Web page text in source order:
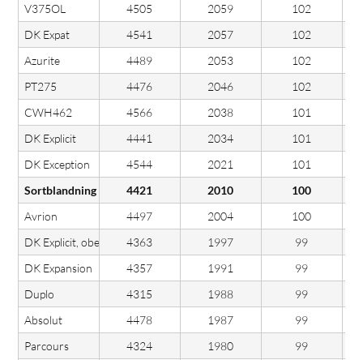
V375OL
4505 2059
102
DK Expat
4541 2057
102
Azurite
4489 2053
102
PT275
4476 2046
102
CWH462
4566 2038
101
DK Explicit
4441 2034
101
DK Exception
4544 2021
101
Sortblandning
4421 2010
100
Avrion
4497 2004
100
DK Explicit, obetad
4363 1997
99
DK Expansion
4357 1991
99
Duplo
4315 1988
99
Absolut
4478 1987
99
Parcours
4324 1980
99